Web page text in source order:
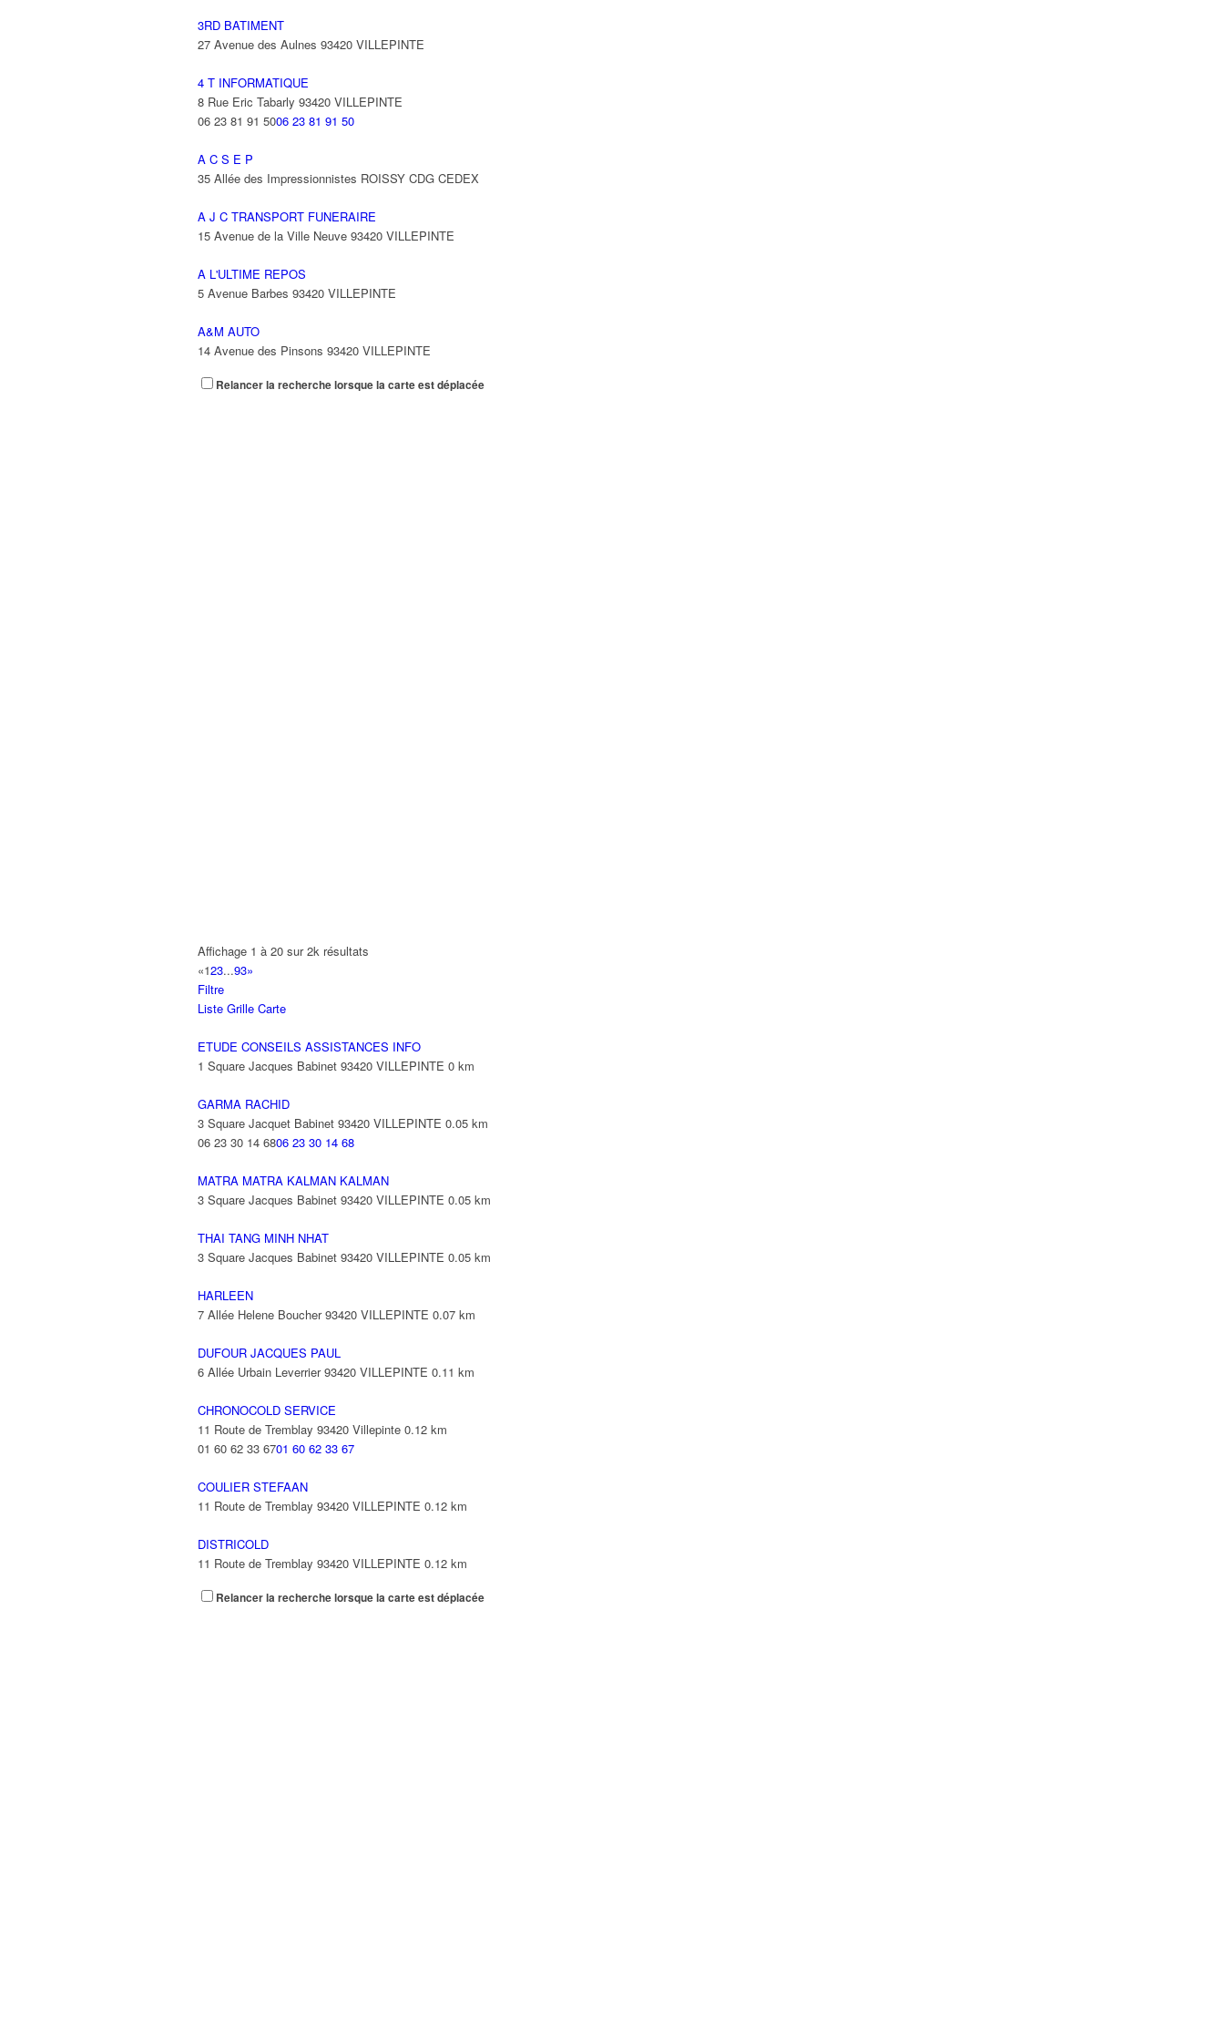
3RD BATIMENT
27 Avenue des Aulnes 93420 VILLEPINTE
4 T INFORMATIQUE
8 Rue Eric Tabarly 93420 VILLEPINTE
06 23 81 91 5006 23 81 91 50
A C S E P
35 Allée des Impressionnistes ROISSY CDG CEDEX
A J C TRANSPORT FUNERAIRE
15 Avenue de la Ville Neuve 93420 VILLEPINTE
A L'ULTIME REPOS
5 Avenue Barbes 93420 VILLEPINTE
A&M AUTO
14 Avenue des Pinsons 93420 VILLEPINTE
A&N EXPORTS LTD
ABBAOUI TOUFIK
10 Allée Georges Gershwin 93420 VILLEPINTE
ABBES SARAH
Relancer la recherche lorsque la carte est déplacée
Affichage 1 à 20 sur 2k résultats
«123...93»
Filtre
Liste Grille Carte
ETUDE CONSEILS ASSISTANCES INFO
1 Square Jacques Babinet 93420 VILLEPINTE 0 km
GARMA RACHID
3 Square Jacquet Babinet 93420 VILLEPINTE 0.05 km
06 23 30 14 6806 23 30 14 68
MATRA MATRA KALMAN KALMAN
3 Square Jacques Babinet 93420 VILLEPINTE 0.05 km
THAI TANG MINH NHAT
3 Square Jacques Babinet 93420 VILLEPINTE 0.05 km
HARLEEN
7 Allée Helene Boucher 93420 VILLEPINTE 0.07 km
DUFOUR JACQUES PAUL
6 Allée Urbain Leverrier 93420 VILLEPINTE 0.11 km
CHRONOCOLD SERVICE
11 Route de Tremblay 93420 Villepinte 0.12 km
01 60 62 33 6701 60 62 33 67
COULIER STEFAAN
11 Route de Tremblay 93420 VILLEPINTE 0.12 km
DISTRICOLD
11 Route de Tremblay 93420 VILLEPINTE 0.12 km
ELIOR ENTREPRISES
Relancer la recherche lorsque la carte est déplacée